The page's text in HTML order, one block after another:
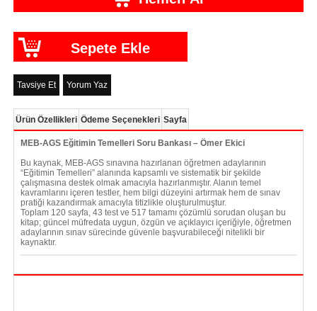
Tavsiye Et Yorum Yaz
Ürün Özellikleri Ödeme Seçenekleri Sayfa
MEB-AGS Eğitimin Temelleri Soru Bankası – Ömer Ekici
Bu kaynak, MEB-AGS sınavına hazırlanan öğretmen adaylarının
“Eğitimin Temelleri” alanında kapsamlı ve sistematik bir şekilde
çalışmasına destek olmak amacıyla hazırlanmıştır. Alanın temel
kavramlarını içeren testler, hem bilgi düzeyini artırmak hem de sınav
pratiği kazandırmak amacıyla titizlikle oluşturulmuştur.
Toplam 120 sayfa, 43 test ve 517 tamamı çözümlü sorudan oluşan bu
kitap; güncel müfredata uygun, özgün ve açıklayıcı içeriğiyle, öğretmen
adaylarının sınav sürecinde güvenle başvurabileceği nitelikli bir
kaynaktır.